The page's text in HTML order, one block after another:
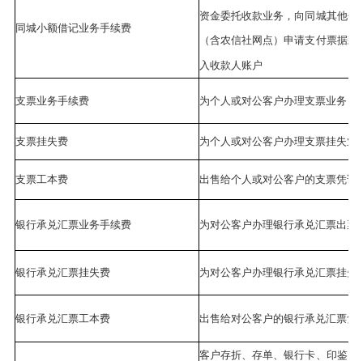
同城小额借记业务手续费
资金委托收款业务，向同城其他付
（含农信社网点）申请支付票据款
入收款人账户
支票业务手续费 为个人或对公客户办理支票业务
支票挂失费 为个人或对公客户办理支票挂失业
支票工本费 出售给个人或对公客户的支票凭证
银行承兑汇票业务手续费 为对公客户办理银行承兑汇票出票
银行承兑汇票挂失费 为对公客户办理银行承兑汇票挂失
银行承兑汇票工本费 出售给对公客户的银行承兑汇票凭
客户存折、存单、银行卡、印鉴、